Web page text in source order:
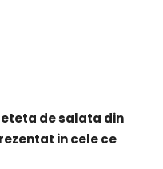
de salata din
in cele ce